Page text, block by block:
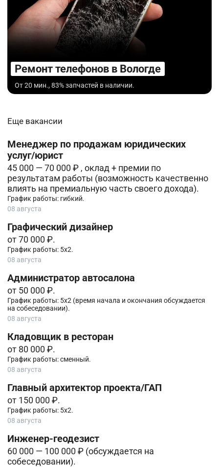
Ремонт телефонов в Вологде
От 20 мин., 83% запчастей в наличии.
Еще вакансии
Менеджер по продажам юридических
услуг/юрист
45 000 — 70 000 ₽ , оклад + премии по
результатам работы (возможность качественно
влиять на премиальную часть своего дохода).
График работы: гибкий.
08 августа
Графический дизайнер
от 70 000 ₽.
График работы: 5х2.
08 августа
Администратор автосалона
от 50 000 ₽.
График работы: 5х2 (время начала и окончания обсуждается
на собеседовании).
08 августа
Кладовщик в ресторан
от 80 000 ₽.
График работы: сменный.
08 августа
Главный архитектор проекта/ГАП
от 150 000 ₽.
График работы: 5х2.
08 августа
Инженер-геодезист
60 000 — 100 000 ₽ (обсуждается на
собеседовании).